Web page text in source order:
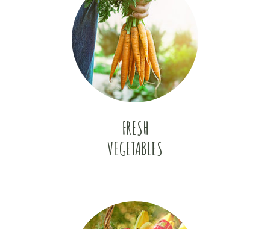
FRESH
VEGETABLES